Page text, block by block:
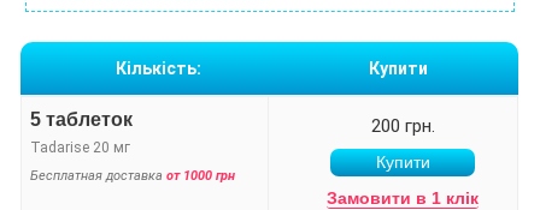
Кількість: Купити
5 таблеток
Tadarise 20 мг
Бесплатная доставкаот 1000 грн
200 грн.
Замовити в 1 клік